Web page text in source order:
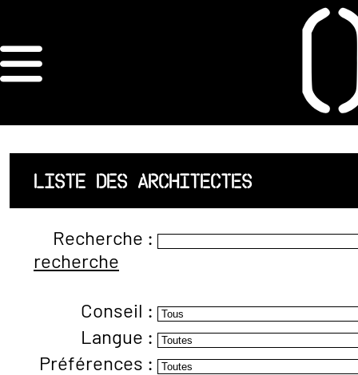
ORDRE DES
ARCHITECTES
ACCUEIL
LISTE DES
ARCHITECTES
JURISPRUDENCE
ANNEXE 4 CODT
LISTE DES ARCHITECTES
Recherche :
recherche
Conseil :
Langue :
Préférences :